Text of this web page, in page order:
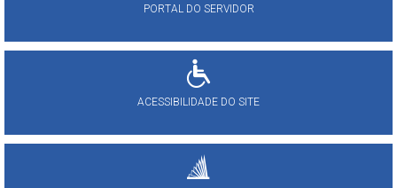
PORTAL DO SERVIDOR
ACESSIBILIDADE DO SITE